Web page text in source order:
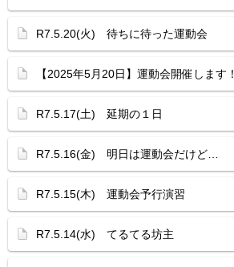
R7.5.20(火) 待ちに待った運動会
【2025年5月20日】運動会開催します！
R7.5.17(土) 延期の１日
R7.5.16(金) 明日は運動会だけど…
R7.5.15(木) 運動会予行演習
R7.5.14(水) てるてる坊主